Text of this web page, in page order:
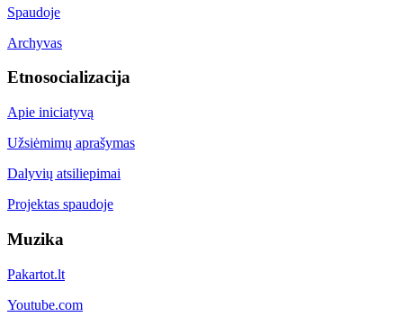
Spaudoje
Archyvas
Etnosocializacija
Apie iniciatyvą
Užsiėmimų aprašymas
Dalyvių atsiliepimai
Projektas spaudoje
Muzika
Pakartot.lt
Youtube.com